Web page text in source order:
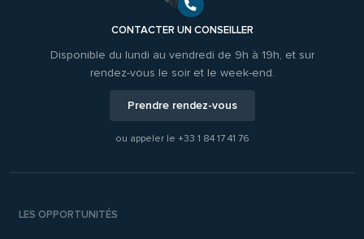
CONTACTER UN CONSEILLER
Disponible du lundi au vendredi de 9h à 19h, et sur
rendez-vous le soir et le week-end.
Prendre rendez-vous
ou appeler le +33 1 84 17 41 76
LES OPPORTUNITÉS